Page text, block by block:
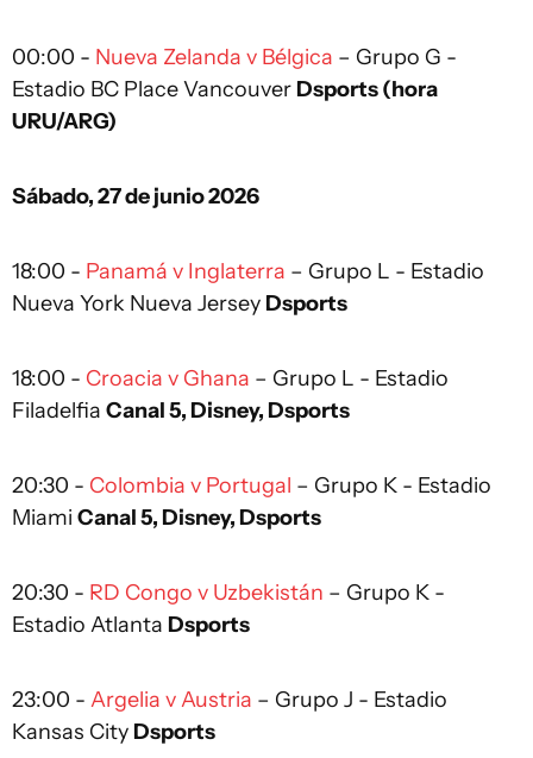
00:00 - Nueva Zelanda v Bélgica – Grupo G -
Estadio BC Place Vancouver Dsports (hora
URU/ARG)
Sábado, 27 de junio 2026
18:00 - Panamá v Inglaterra – Grupo L - Estadio
Nueva York Nueva Jersey Dsports
18:00 - Croacia v Ghana – Grupo L - Estadio
Filadelfia Canal 5, Disney, Dsports
20:30 - Colombia v Portugal – Grupo K - Estadio
Miami Canal 5, Disney, Dsports
20:30 - RD Congo v Uzbekistán – Grupo K -
Estadio Atlanta Dsports
23:00 - Argelia v Austria – Grupo J - Estadio
Kansas City Dsports